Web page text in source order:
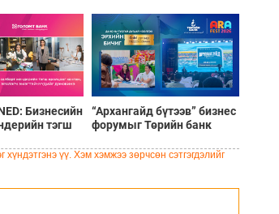
Бизнесийн
тэгш
“Архангайд бүтээв” бизнес
форумыг Төрийн банк
үү. Хэм хэмжээ зөрчсөн сэтгэгдэлийг